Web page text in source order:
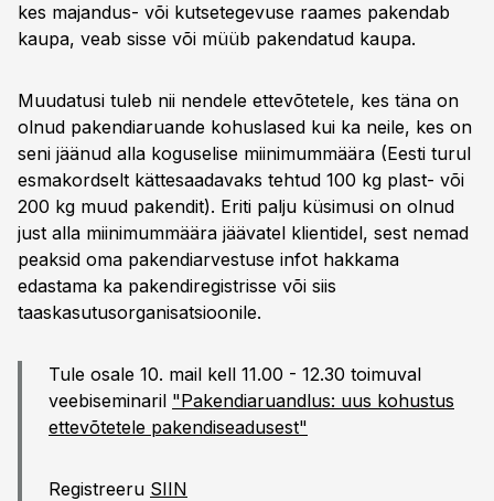
kes majandus- või kutsetegevuse raames pakendab
kaupa, veab sisse või müüb pakendatud kaupa.
Muudatusi tuleb nii nendele ettevõtetele, kes täna on
olnud pakendiaruande kohuslased kui ka neile, kes on
seni jäänud alla koguselise miinimummäära (Eesti turul
esmakordselt kättesaadavaks tehtud 100 kg plast- või
200 kg muud pakendit). Eriti palju küsimusi on olnud
just alla miinimummäära jäävatel klientidel, sest nemad
peaksid oma pakendiarvestuse infot hakkama
edastama ka pakendiregistrisse või siis
taaskasutusorganisatsioonile.
Tule osale 10. mail kell 11.00 - 12.30 toimuval
veebiseminaril "Pakendiaruandlus: uus kohustus
ettevõtetele pakendiseadusest"
Registreeru SIIN